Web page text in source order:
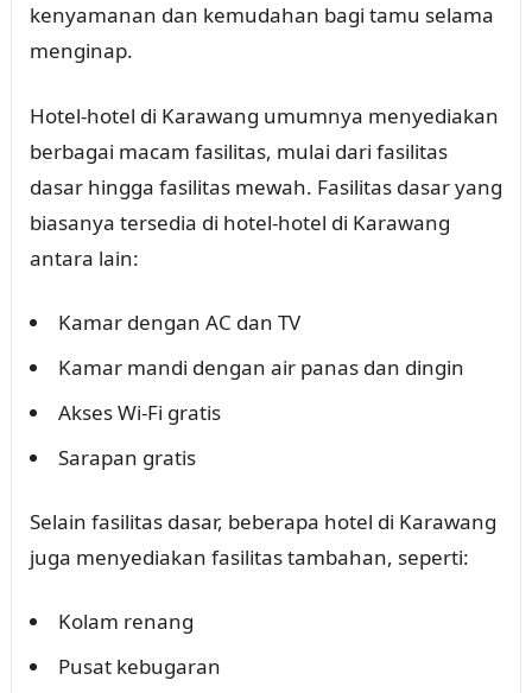
kenyamanan dan kemudahan bagi tamu selama
menginap.
Hotel-hotel di Karawang umumnya menyediakan
berbagai macam fasilitas, mulai dari fasilitas
dasar hingga fasilitas mewah. Fasilitas dasar yang
biasanya tersedia di hotel-hotel di Karawang
antara lain:
Kamar dengan AC dan TV
Kamar mandi dengan air panas dan dingin
Akses Wi-Fi gratis
Sarapan gratis
Selain fasilitas dasar, beberapa hotel di Karawang
juga menyediakan fasilitas tambahan, seperti:
Kolam renang
Pusat kebugaran